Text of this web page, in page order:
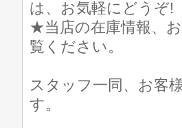
は、お気軽にどうぞ!
★当店の在庫情報、
覧ください。
スタッフ一同、お客
す。